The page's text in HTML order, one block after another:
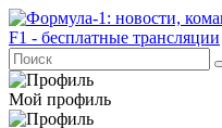
Мой профиль